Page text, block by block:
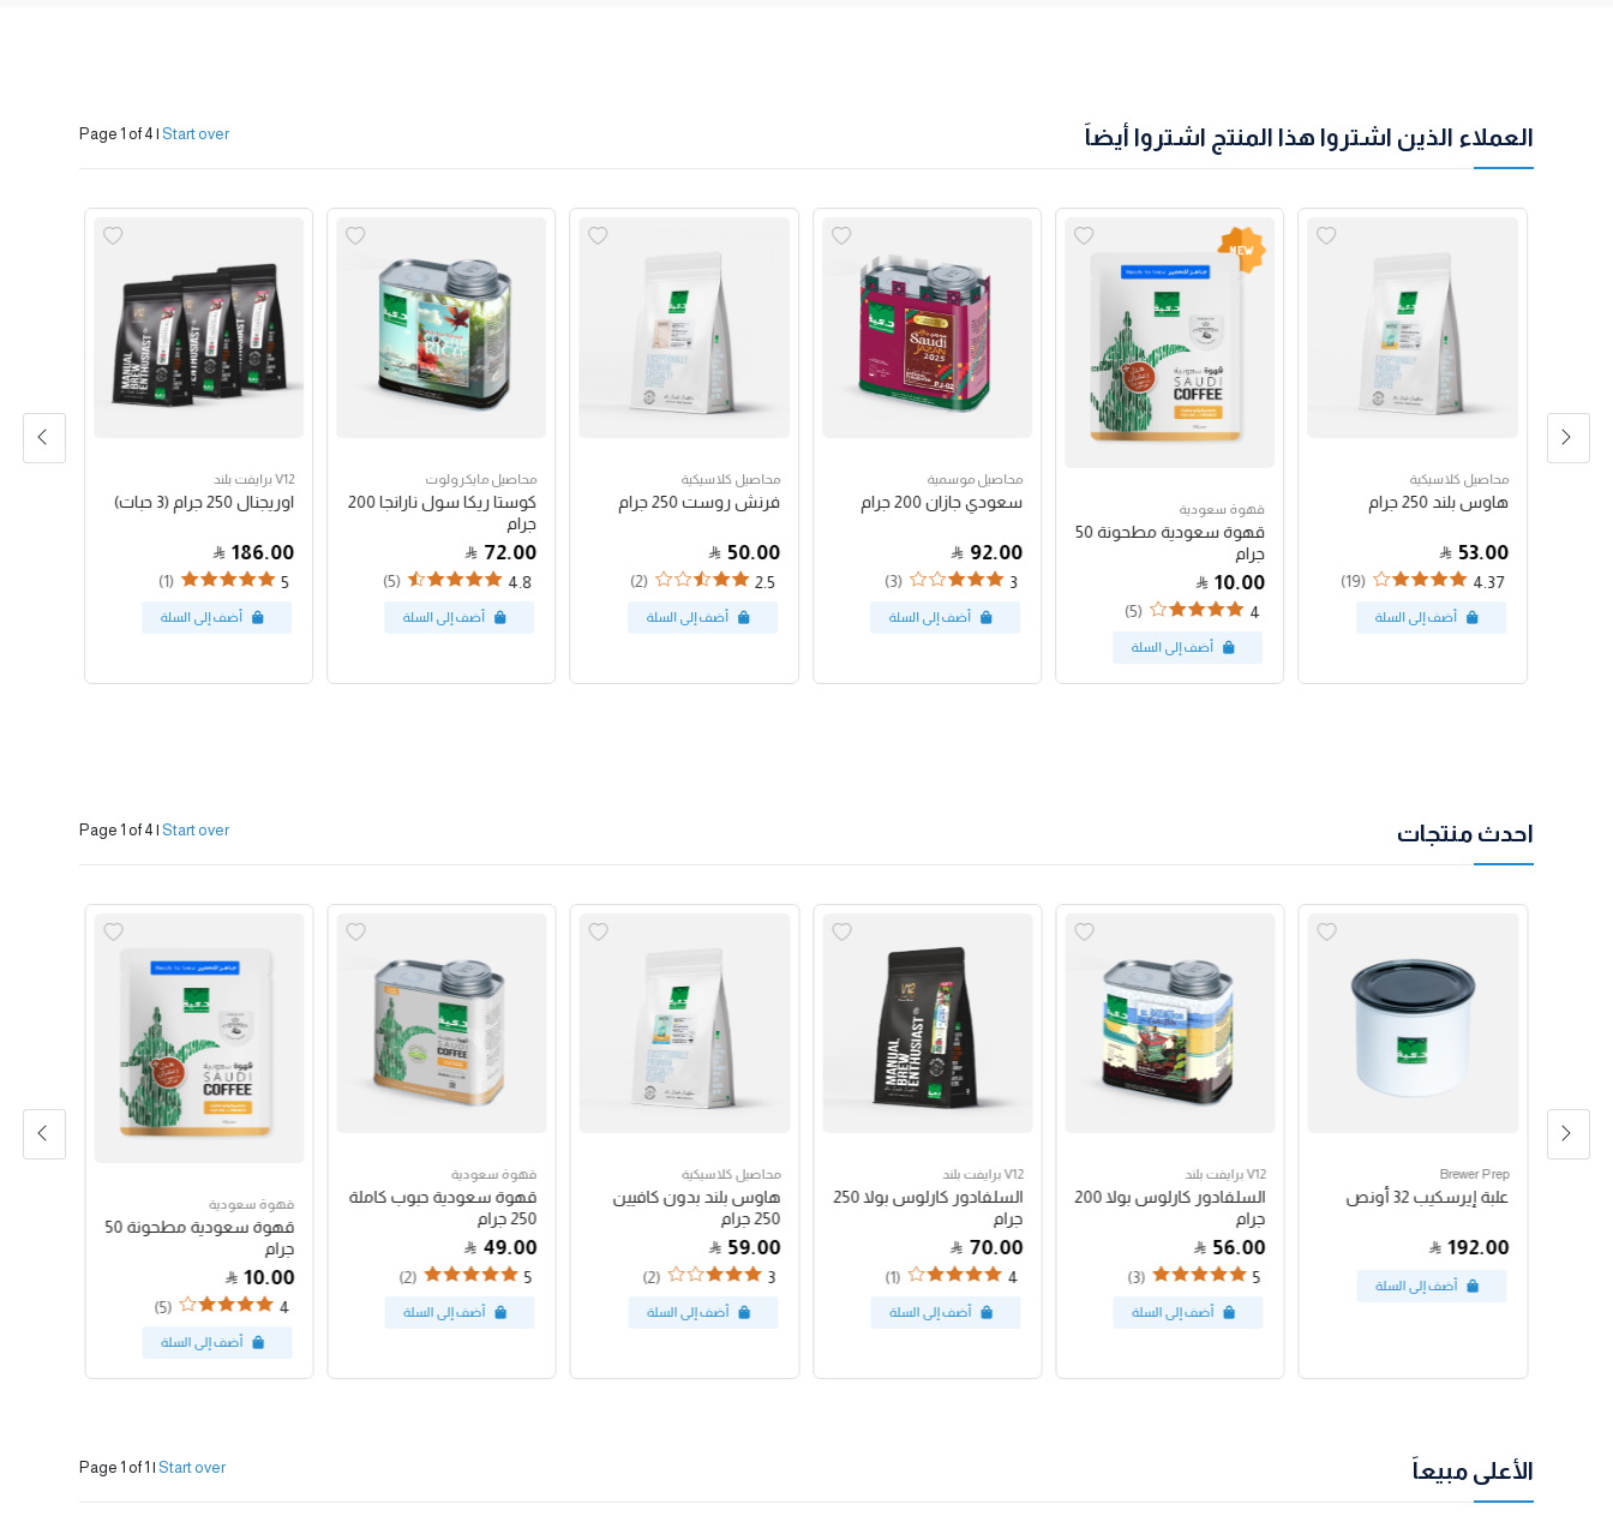
العملاء الذين اشتروا هذا المنتج اشتروا أيضاً Page 1 of 4 | Start over
محاصيل كلاسيكية
هاوس بلند 250 جرام
53.00
4.37
(19)
قهوة سعودية
قهوة سعودية مطحونة 50
جرام
10.00
4
(5)
محاصيل موسمية
سعودي جازان 200 جرام
92.00
3
(3)
محاصيل كلاسيكية
فرنش روست 250 جرام
50.00
2.5
(2)
محاصيل مايكرولوت
كوستا ريكا سول نارانجا 200
جرام
72.00
4.8
(5)
V12 برايفت بلند
اوريجنال 250 جرام (3 حبات)
186.00
5
(1)
احدث منتجات Page 1 of 4 | Start over
Brewer Prep
علبة إيرسكيب 32 أونص
192.00
V12 برايفت بلند
السلفادور كارلوس بولا 200
جرام
56.00
5
(3)
V12 برايفت بلند
السلفادور كارلوس بولا 250
جرام
70.00
4
(1)
محاصيل كلاسيكية
هاوس بلند بدون كافيين
250 جرام
59.00
3
(2)
قهوة سعودية
قهوة سعودية حبوب كاملة
250 جرام
49.00
5
(2)
قهوة سعودية
قهوة سعودية مطحونة 50
جرام
10.00
4
(5)
الأعلى مبيعاً Page 1 of 1 | Start over